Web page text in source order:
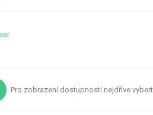
Pro zobrazení dostupnosti nejdříve